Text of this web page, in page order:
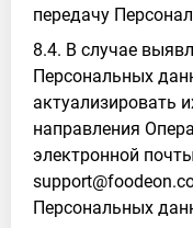
передачу
8.4. В случае
Персональных
актуализировать
направления
электронной
Персональных